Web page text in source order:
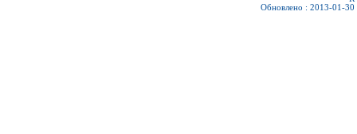
Обновлено : 2013-01-30